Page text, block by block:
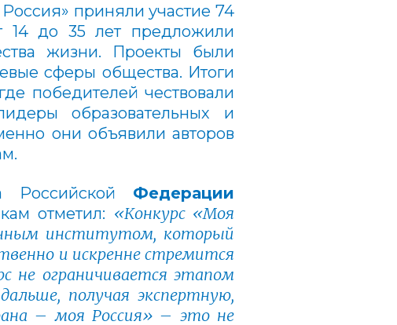
приняли участие 74
14 до 35 лет предложили
жизни. Проекты были
сферы общества. Итоги
победителей чествовали
образовательных и
они объявили авторов
Российской Федерации
отметил: «Конкурс «Моя
институтом, который
и искренне стремится
не ограничивается этапом
получая экспертную,
– моя Россия» – это не